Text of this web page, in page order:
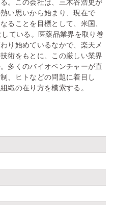
。この会社は、三木谷浩史が
い思いから始まり、現在で
ることを目標として、米国、
ている。医薬品業界を取り巻
り始めているなかで、楽天メ
術をもとに、この厳しい業界
多くのバイオベンチャーが直
、ヒトなどの問題に着目し
織の在り方を模索する。